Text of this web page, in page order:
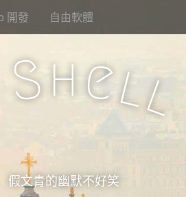
開發 自由軟體
Shell
假文青的幽默不好笑